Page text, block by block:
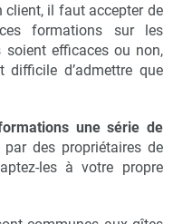
il faut accepter de
formations sur les
soient efficaces ou non,
d’admettre que
une série de
des propriétaires de
les à votre propre